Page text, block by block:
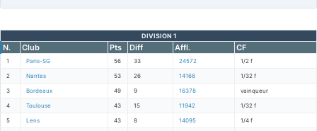
DIVISION 1
N. Club Pts Diff Affl. CF
1 Paris-SG 56 33 24572 1/2 f
2 Nantes 53 26 14166 1/32 f
3 Bordeaux 49 9 16378 vainqueur
4 Toulouse 43 15 11942 1/32 f
5 Lens 43 8 14095 1/4 f